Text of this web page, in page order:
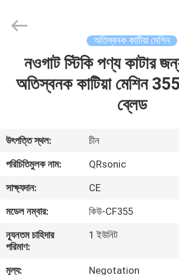
আমাদের
সম্বন্ধে
কারখানা
পরিদর্শন
Equipment
Co.,Ltd.
অতিস্বনক কাটিয়া মেশিন
নওগাট স্টিকি পণ্য কাটার
অতিস্বনক কাটিয়া মেশিন
ব্লেড
উৎপত্তি স্থল:
চীন
পরিচিতিমুলক নাম:
QRsonic
সাক্ষ্যদান:
CE
মডেল নম্বার:
কিউ-CF355
ন্যূনতম চাহিদার
পরিমাণ:
1 ইউনিট
মূল্য:
Negotation